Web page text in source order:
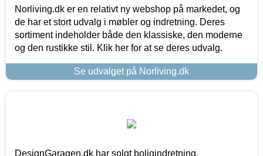
Norliving.dk er en relativt ny webshop på markedet, og
de har et stort udvalg i møbler og indretning. Deres
sortiment indeholder både den klassiske, den moderne
og den rustikke stil. Klik her for at se deres udvalg.
Se udvalget på Norliving.dk
DesignGaragen.dk har solgt boligindretning,